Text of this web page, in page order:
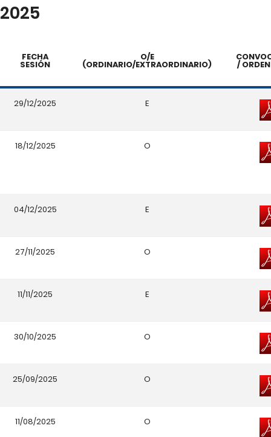
2025
FECHA
SESIÓN
O/E
(ORDINARIO/EXTRAORDINARIO) /
29/12/2025 E
18/12/2025 O
04/12/2025 E
27/11/2025 O
11/11/2025 E
30/10/2025 O
25/09/2025 O
11/08/2025 O